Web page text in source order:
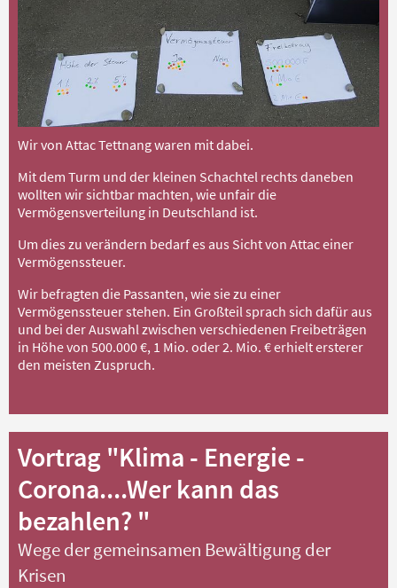
Wir von Attac Tettnang waren mit dabei.
Mit dem Turm und der kleinen Schachtel rechts daneben
wollten wir sichtbar machten, wie unfair die
Vermögensverteilung in Deutschland ist.
Um dies zu verändern bedarf es aus Sicht von Attac einer
Vermögenssteuer.
Wir befragten die Passanten, wie sie zu einer
Vermögenssteuer stehen. Ein Großteil sprach sich dafür aus
und bei der Auswahl zwischen verschiedenen Freibeträgen
in Höhe von 500.000 €, 1 Mio. oder 2. Mio. € erhielt ersterer
den meisten Zuspruch.
Vortrag "Klima - Energie -
Corona....Wer kann das
bezahlen? "
Wege der gemeinsamen Bewältigung der
Krisen